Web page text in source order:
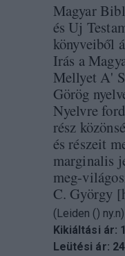
Magyar
és Uj
könyveiből
Irás a
Mellyet A'
Görög
Nyelvre
rész
és részeit
marginalis
meg-
C. György
(Leiden () ny.n)
Kikiáltási ár:
Leütési ár: